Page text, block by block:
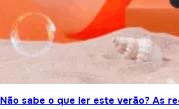
Não sabe o que ler este verão? As